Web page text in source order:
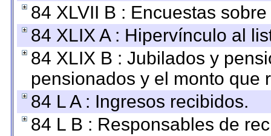
84 XLVII B : Encuestas
84 XLIX A : Hipervínculo al
84 XLIX B : Jubilados y
pensionados y el monto que
84 L A : Ingresos recibidos.
84 L B : Responsables de